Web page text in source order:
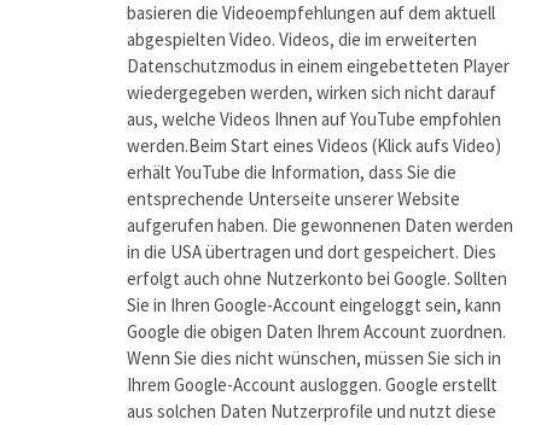
basieren die Videoempfehlungen auf dem aktuell
abgespielten Video. Videos, die im erweiterten
Datenschutzmodus in einem eingebetteten Player
wiedergegeben werden, wirken sich nicht darauf
aus, welche Videos Ihnen auf YouTube empfohlen
werden.Beim Start eines Videos (Klick aufs Video)
erhält YouTube die Information, dass Sie die
entsprechende Unterseite unserer Website
aufgerufen haben. Die gewonnenen Daten werden
in die USA übertragen und dort gespeichert. Dies
erfolgt auch ohne Nutzerkonto bei Google. Sollten
Sie in Ihren Google-Account eingeloggt sein, kann
Google die obigen Daten Ihrem Account zuordnen.
Wenn Sie dies nicht wünschen, müssen Sie sich in
Ihrem Google-Account ausloggen. Google erstellt
aus solchen Daten Nutzerprofile und nutzt diese